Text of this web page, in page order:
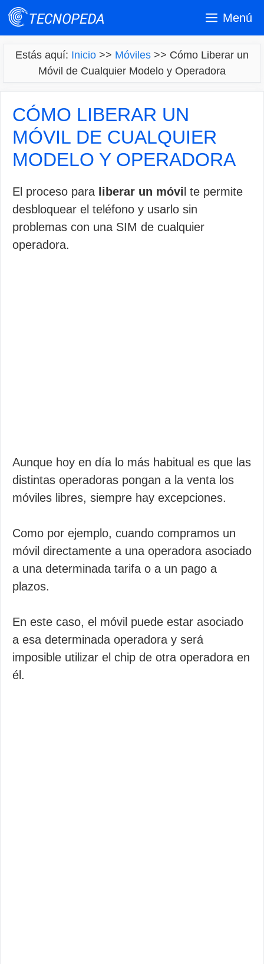
Saltar
Menú
Estás aquí: Inicio >> Móviles >> Cómo Liberar un
Móvil de Cualquier Modelo y Operadora
CÓMO LIBERAR UN
MÓVIL DE CUALQUIER
MODELO Y OPERADORA
El proceso para liberar un móvi l te permite
desbloquear el teléfono y usarlo sin
problemas con una SIM de cualquier
operadora.
Aunque hoy en día lo más habitual es que las
distintas operadoras pongan a la venta los
móviles libres, siempre hay excepciones.
Como por ejemplo, cuando compramos un
móvil directamente a una operadora asociado
a una determinada tarifa o a un pago a
plazos.
En este caso, el móvil puede estar asociado
a esa determinada operadora y será
imposible utilizar el chip de otra operadora en
él.